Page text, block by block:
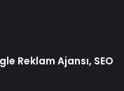
Reklam Ajansı, SEO